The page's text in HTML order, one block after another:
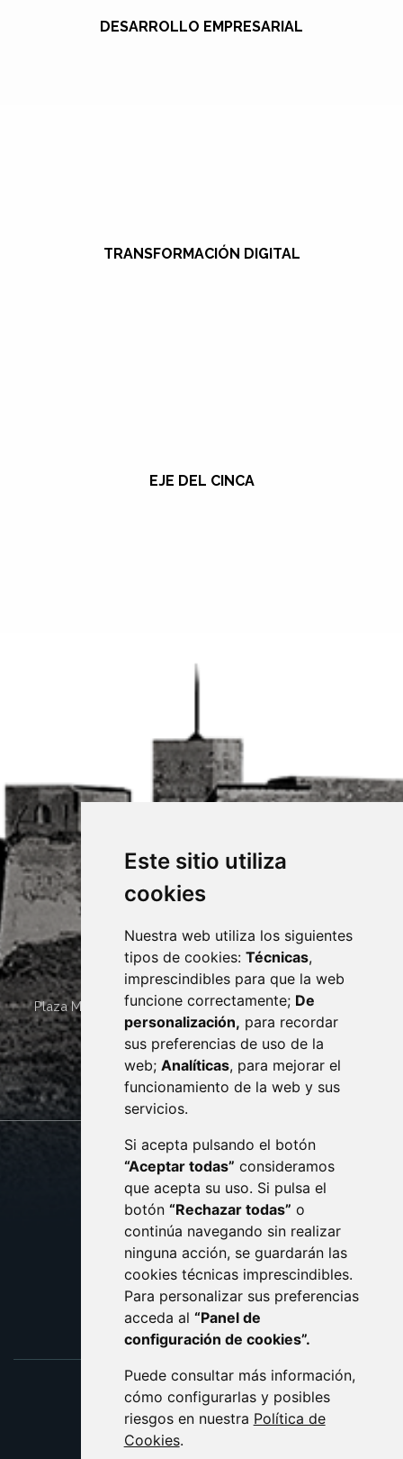
Este sitio utiliza
cookies
Nuestra web utiliza los siguientes
tipos de cookies: Técnicas,
imprescindibles para que la web
funcione correctamente; De
personalización, para recordar
sus preferencias de uso de la
web; Analíticas, para mejorar el
funcionamiento de la web y sus
servicios.
Si acepta pulsando el botón
“Aceptar todas” consideramos
que acepta su uso. Si pulsa el
botón “Rechazar todas” o
continúa navegando sin realizar
ninguna acción, se guardarán las
cookies técnicas imprescindibles.
Para personalizar sus preferencias
acceda al “Panel de
configuración de cookies”.
Puede consultar más información,
cómo configurarlas y posibles
riesgos en nuestra Política de
Cookies.
DESARROLLO EMPRESARIAL
TRANSFORMACIÓN DIGITAL
EJE DEL CINCA
Plaza Mayor 4 22400 MONZÓN - ARAGÓN (ESPAÑA)
· (34) 974 400 700 ·
sac@monzon.es
monzon.es
CONTACTO
AVISO LEGAL
PROTECCIÓN DE DATOS
POLÍTICA DE COOKIES
ACCESIBILIDAD
ENLACE EXTERNO AL